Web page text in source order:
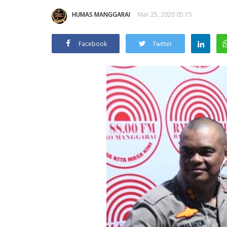
HUMAS MANGGARAI Mar 25, 2020 05:15
Facebook Twitter